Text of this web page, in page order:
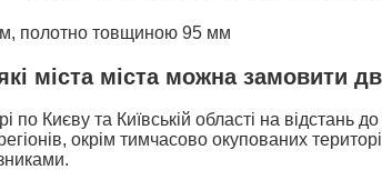
полотно товщиною 95 мм
міста міста можна замовити
по Києву та Київській області на відстань
окрім тимчасово окупованих